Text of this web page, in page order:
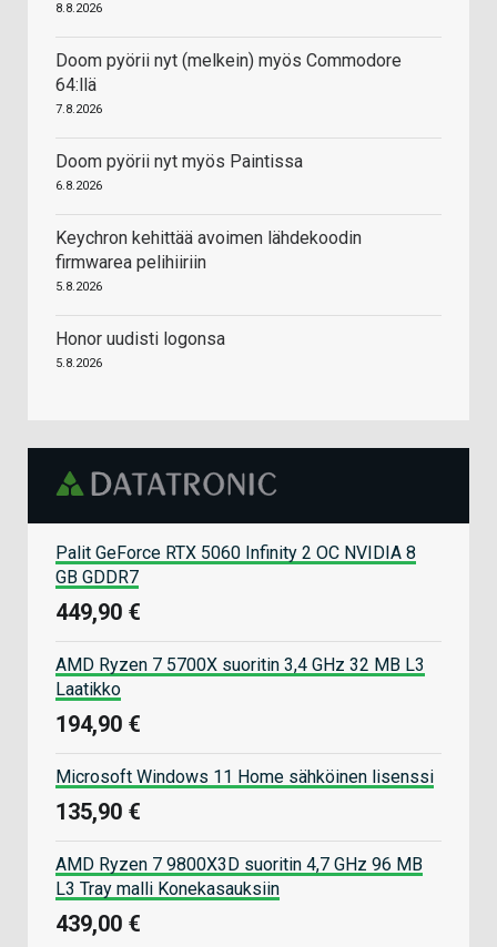
8.8.2026
Doom pyörii nyt (melkein) myös Commodore
64:llä
7.8.2026
Doom pyörii nyt myös Paintissa
6.8.2026
Keychron kehittää avoimen lähdekoodin
firmwarea pelihiiriin
5.8.2026
Honor uudisti logonsa
5.8.2026
Palit GeForce RTX 5060 Infinity 2 OC NVIDIA 8
GB GDDR7
449,90 €
AMD Ryzen 7 5700X suoritin 3,4 GHz 32 MB L3
Laatikko
194,90 €
Microsoft Windows 11 Home sähköinen lisenssi
135,90 €
AMD Ryzen 7 9800X3D suoritin 4,7 GHz 96 MB
L3 Tray malli Konekasauksiin
439,00 €